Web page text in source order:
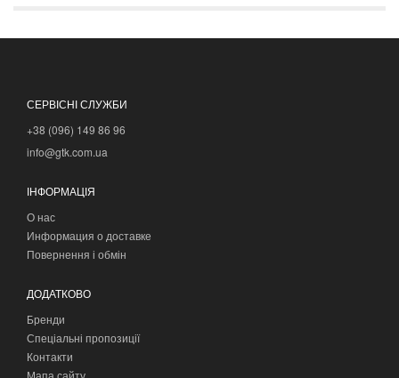
СЕРВІСНІ СЛУЖБИ
+38 (096) 149 86 96
info@gtk.com.ua
ІНФОРМАЦІЯ
О нас
Информация о доставке
Повернення і обмін
ДОДАТКОВО
Бренди
Спеціальні пропозиції
Контакти